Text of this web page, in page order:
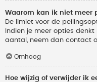
Waarom kan ik niet meer
De limiet voor de
Indien je meer opties
aantal, neem dan contact
Omhoog
Hoe wijzig of verwijder ik